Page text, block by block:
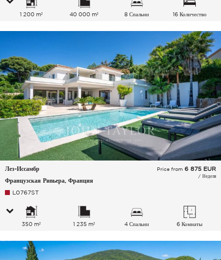
1 200 m² 40 000 m² 8 Спальни
16 Количество
Лез-Иссамбр
Французская Ривьера, Франция
Price from 6 875 EUR
/ Неделя
L0767ST
350 m² 1 235 m² 4 Спальни 6 Комнаты